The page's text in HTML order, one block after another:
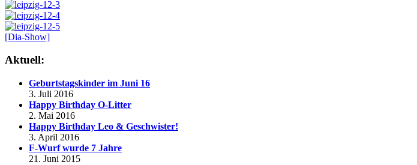
[Dia-Show]
Aktuell:
Geburtstagskinder im Juni 16
3. Juli 2016
Happy Birthday O-Litter
2. Mai 2016
Happy Birthday Leo & Geschwister!
3. April 2016
F-Wurf wurde 7 Jahre
21. Juni 2015